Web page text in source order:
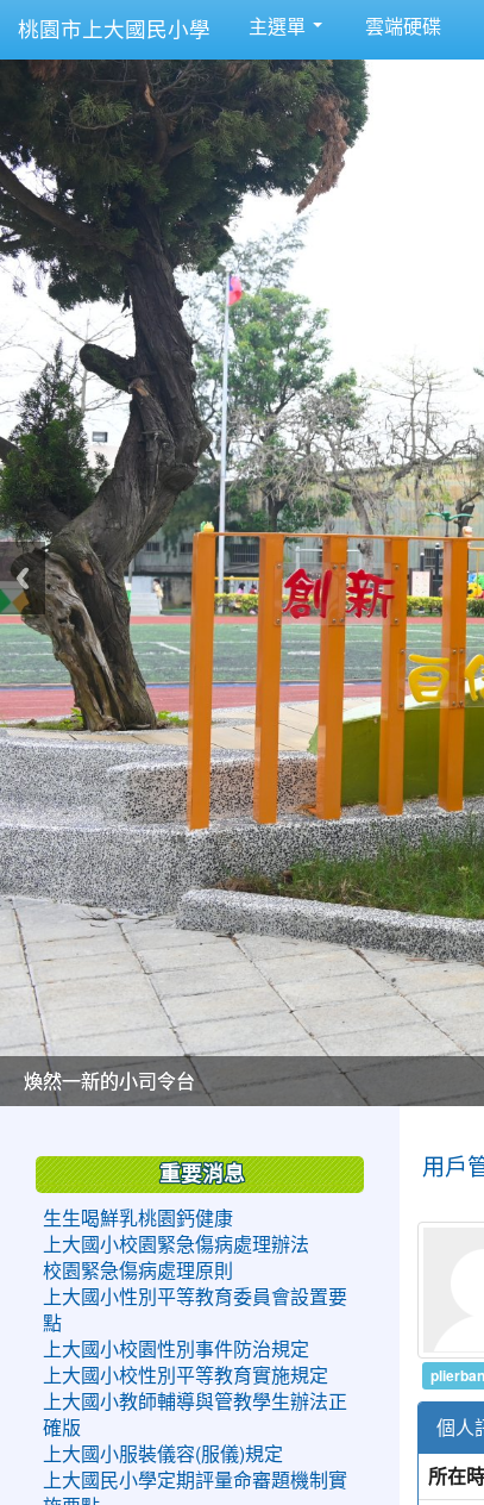
桃園市上大國民小學 主選單 雲端硬碟
美麗的操場是我們活力的來源
美麗的操場是我們活力的來源
煥然一新的小司令台
煥然一新的小司令台
富含桃園埤塘田園風光意象的中廊
富含桃園埤塘田園風光意象的中廊
嶄新的中庭廣場
嶄新的中庭廣場
水生池生生不息
水生池生生不息
用戶
個人
所在
重要消息
生生喝鮮乳桃園鈣健康
上大國小校園緊急傷病處理辦法
校園緊急傷病處理原則
上大國小性別平等教育委員會設置要
點
上大國小校園性別事件防治規定
上大國小校性別平等教育實施規定
上大國小教師輔導與管教學生辦法正
確版
上大國小服裝儀容(服儀)規定
上大國民小學定期評量命審題機制實